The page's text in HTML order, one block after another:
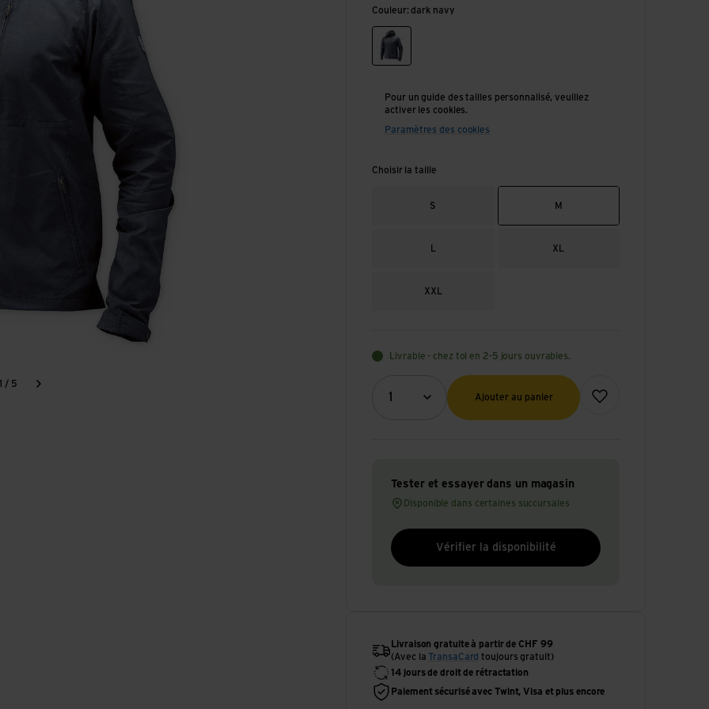
1 / 5
Couleur: dark navy
dark navy
Pour un guide des tailles personnalisé, veuillez
activer les cookies.
Paramètres des cookies
Choisir la taille
S M
XL
XXL
Livrable - chez toi en 2-5 jours ouvrables.
1
Quantité (optionnel)
Ajouter au panier
Ajouter à la liste de
Tester et essayer dans un magasin
Disponible dans certaines succursales
Vérifier la disponibilité
Livraison gratuite à partir de CHF 99
(Avec laTransaCard toujours gratuit)
14 jours de droit de rétractation
Paiement sécurisé avec Twint, Visa et plus encore